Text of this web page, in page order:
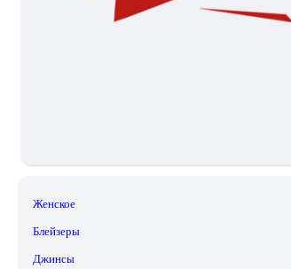
Женское
Блейзеры
Джинсы